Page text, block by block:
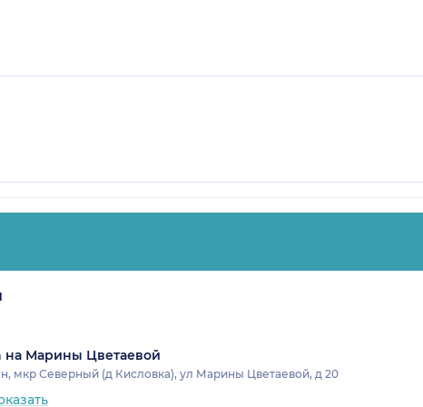
на Марины Цветаевой
мкр Северный (д Кисловка), ул Марины Цветаевой, д 20